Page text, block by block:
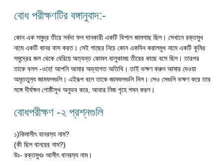
বোধ পরীক্ষণটির বঙ্গানুবাদ:-
কোন এক সমুদ্র তীরে সর্বদা ফল দানকারী একটি বিশাল জামগাছ ছিল। সেখানে রক্তমুখ
নামে একটি বানর বাস করত। সেই গাছের নিচে কোন একদিন করালমুখ নামে একটি কুমির
সমুদ্রের জল থেকে বেরিয়ে অত্যন্ত কোমল বালুকাময় তীরের কাছে বসে ছিল। তারপর
তাকে বলল -ওহে! আপনি আমার অভ্যাগত অতিথি। তাই ভক্ষণ করুন আমার দেওয়া
অমৃততুল‍্য জামফলগুলি। এইরূপ বলে তাকে জামফলগুলি দিল। সেও সেগুলি ভক্ষণ করে তার
সঙ্গে দীর্ঘক্ষন গোষ্ঠীসুখ অনুভব করে, আবার নিজ গৃহে গমন করল।
বোধপরীক্ষণ -২ প্রশ্নগুলি
১)কিমাসীৎ বানরস‍্য নাম?
(কী ছিল বানরের নাম?)
উঃ- রক্তমুখঃ আসীৎ বানরস‍্য নাম।